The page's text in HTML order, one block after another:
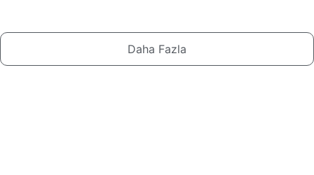
Daha Fazla